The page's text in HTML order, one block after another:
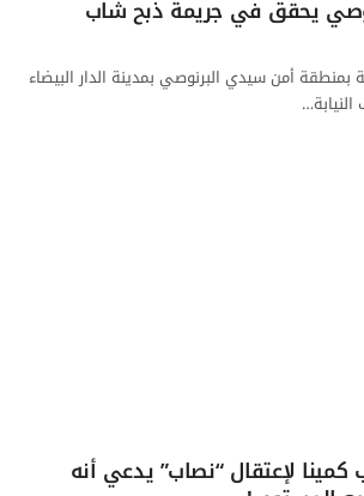
يحقق في جريمة ذبح شاب
أمن سيدي البرنوصي بمدينة الدار البيضاء
كمينا لإعتقال “نصاب” يدعي أنه